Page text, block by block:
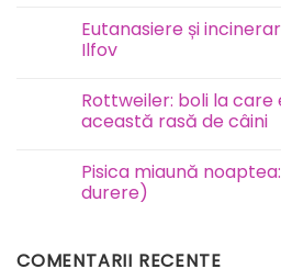
pisici
Dermatita
la
câini
Eutanasiere și
Ilfov
la
Eutanasiere
și
București
Ilfov
Rottweiler: boli la care
această rasă de câini
la
Rottweiler:
boli
predispusă
Pisica miaună
durere)
Pisica
COMENTARII RECENTE